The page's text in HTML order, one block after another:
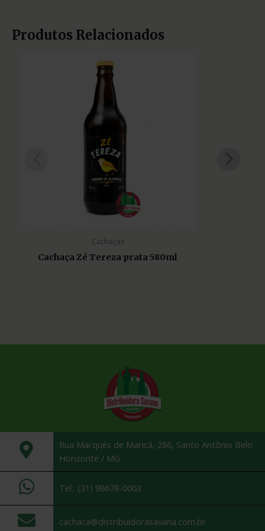
Produtos Relacionados
Cachaças
Cachaça Zé Tereza prata 580ml
Rua Marquês de Maricá, 286, Santo Antônio Belo
Horizonte / MG
Tel.: (31) 98678-0063
cachaca@distribuidorasavana.com.br